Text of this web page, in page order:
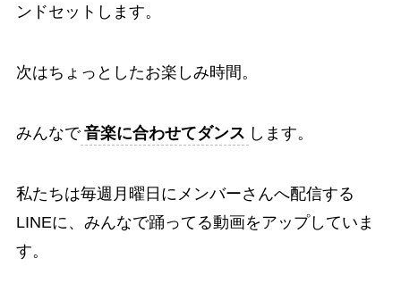
ンドセットします。
次はちょっとしたお楽しみ時間。
みんなで 音楽に合わせてダンス します。
私たちは毎週月曜日にメンバーさんへ配信する
LINEに、みんなで踊ってる動画をアップしていま
す。